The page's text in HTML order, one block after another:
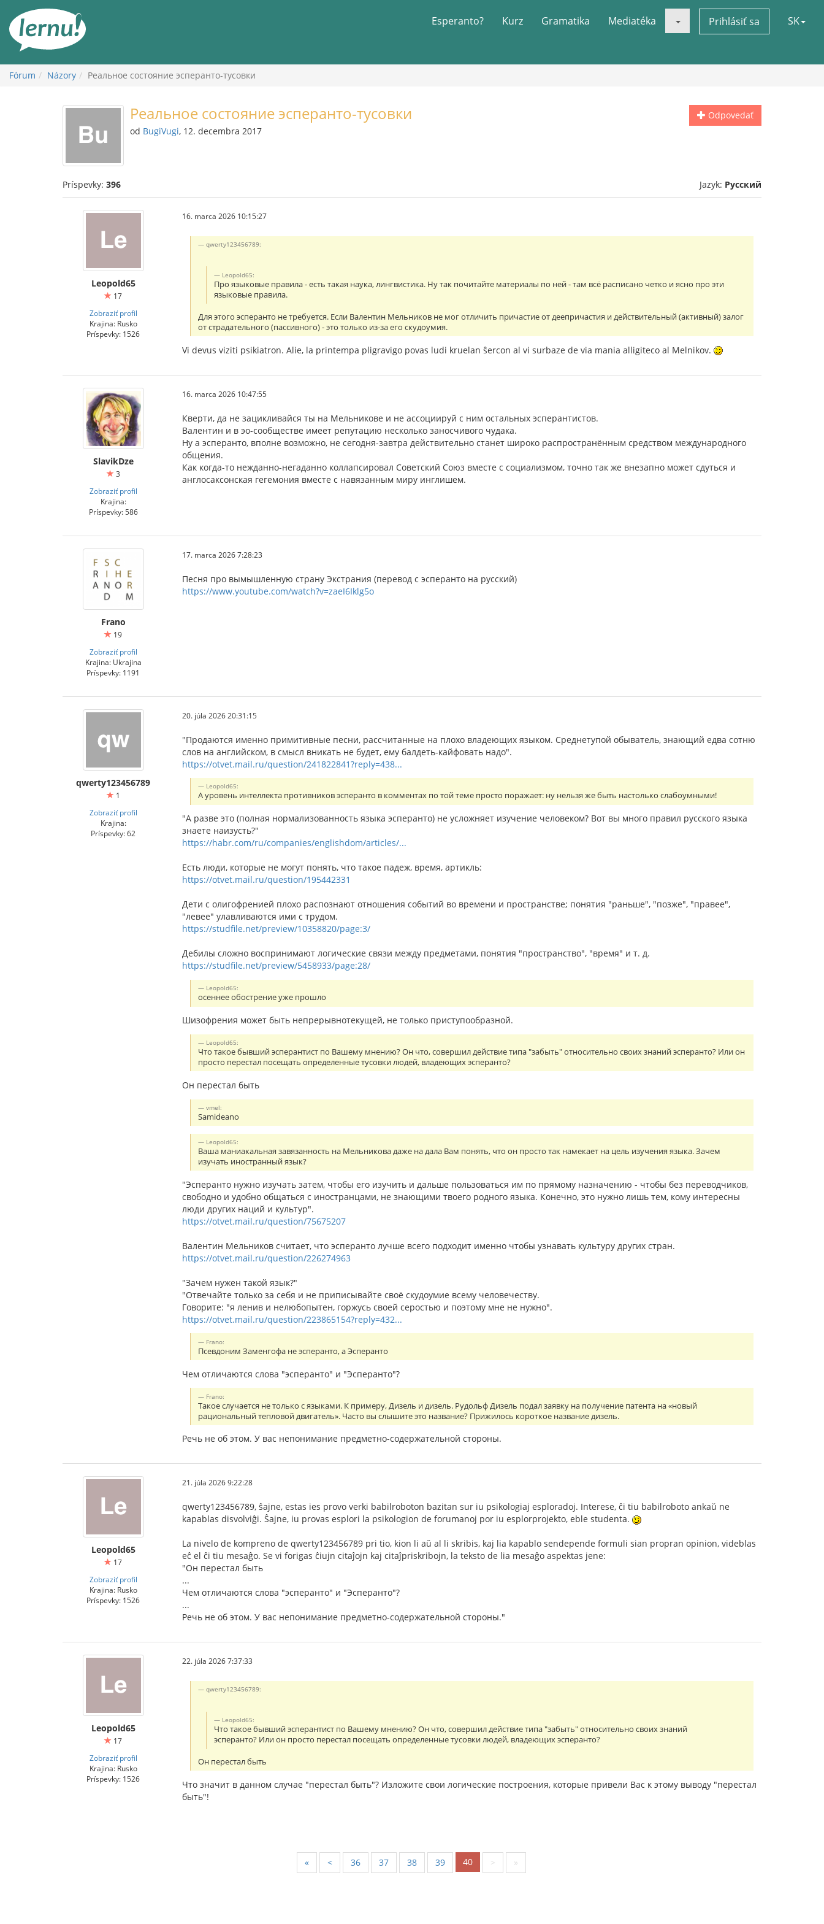
obsah
Esperanto? Kurz Gramatika Mediatéka Prihlásiť sa SK
Fórum Názory Реальное состояние эсперанто-тусовки
Odpovedať
Реальное состояние эсперанто-тусовки
od BugiVugi, 12. decembra 2017
Príspevky: 396 Jazyk: Русский
Leopold65
17
Zobraziť profil
Krajina: Rusko
Príspevky: 1526
16. marca 2026 10:15:27
qwerty123456789:
Leopold65:
Про языковые правила - есть такая наука, лингвистика. Ну так почитайте материалы по ней - там всё расписано четко и ясно про эти
языковые правила.
Для этого эсперанто не требуется. Если Валентин Мельников не мог отличить причастие от деепричастия и действительный (активный) залог
от страдательного (пассивного) - это только из-за его скудоумия.
Vi devus viziti psikiatron. Alie, la printempa pligravigo povas ludi kruelan ŝercon al vi surbaze de via mania alligiteco al Melnikov.
SlavikDze
3
Zobraziť profil
Krajina:
Príspevky: 586
16. marca 2026 10:47:55
Кверти, да не зацикливайся ты на Мельникове и не ассоциируй с ним остальных эсперантистов.
Валентин и в эо-сообществе имеет репутацию несколько заносчивого чудака.
Ну а эсперанто, вполне возможно, не сегодня-завтра действительно станет широко распространённым средством международного
общения.
Как когда-то нежданно-негаданно коллапсировал Советский Союз вместе с социализмом, точно так же внезапно может сдуться и
англосаксонская гегемония вместе с навязанным миру инглишем.
Frano
19
Zobraziť profil
Krajina: Ukrajina
Príspevky: 1191
17. marca 2026 7:28:23
Песня про вымышленную страну Экстрания (перевод с эсперанто на русский)
https://www.youtube.com/watch?v=zaeI6Iklg5o
qwerty123456789
1
Zobraziť profil
Krajina:
Príspevky: 62
20. júla 2026 20:31:15
"Продаются именно примитивные песни, рассчитанные на плохо владеющих языком. Среднетупой обыватель, знающий едва сотню
слов на английском, в смысл вникать не будет, ему балдеть-кайфовать надо".
https://otvet.mail.ru/question/241822841?reply=438...
Leopold65:
А уровень интеллекта противников эсперанто в комментах по той теме просто поражает: ну нельзя же быть настолько слабоумными!
"А разве это (полная нормализованность языка эсперанто) не усложняет изучение человеком? Вот вы много правил русского языка
знаете наизусть?"
https://habr.com/ru/companies/englishdom/articles/...
Есть люди, которые не могут понять, что такое падеж, время, артикль:
https://otvet.mail.ru/question/195442331
Дети с олигофренией плохо распознают отношения событий во времени и пространстве; понятия "раньше", "позже", "правее",
"левее" улавливаются ими с трудом.
https://studfile.net/preview/10358820/page:3/
Дебилы сложно воспринимают логические связи между предметами, понятия "пространство", "время" и т. д.
https://studfile.net/preview/5458933/page:28/
Leopold65:
осеннее обострение уже прошло
Шизофрения может быть непрерывнотекущей, не только приступообразной.
Leopold65:
Что такое бывший эсперантист по Вашему мнению? Он что, совершил действие типа "забыть" относительно своих знаний эсперанто? Или он
просто перестал посещать определенные тусовки людей, владеющих эсперанто?
Он перестал быть
vmel:
Samideano
Leopold65:
Ваша маниакальная завязанность на Мельникова даже на дала Вам понять, что он просто так намекает на цель изучения языка. Зачем
изучать иностранный язык?
"Эсперанто нужно изучать затем, чтобы его изучить и дальше пользоваться им по прямому назначению - чтобы без переводчиков,
свободно и удобно общаться с иностранцами, не знающими твоего родного языка. Конечно, это нужно лишь тем, кому интересны
люди других наций и культур".
https://otvet.mail.ru/question/75675207
Валентин Мельников считает, что эсперанто лучше всего подходит именно чтобы узнавать культуру других стран.
https://otvet.mail.ru/question/226274963
"Зачем нужен такой язык?"
"Отвечайте только за себя и не приписывайте своё скудоумие всему человечеству.
Говорите: "я ленив и нелюбопытен, горжусь своей серостью и поэтому мне не нужно".
https://otvet.mail.ru/question/223865154?reply=432...
Frano:
Псевдоним Заменгофа не эсперанто, а Эсперанто
Чем отличаются слова "эсперанто" и "Эсперанто"?
Frano:
Такое случается не только с языками. К примеру, Дизель и дизель. Рудольф Дизель подал заявку на получение патента на «новый
рациональный тепловой двигатель». Часто вы слышите это название? Прижилось короткое название дизель.
Речь не об этом. У вас непонимание предметно-содержательной стороны.
Leopold65
17
Zobraziť profil
Krajina: Rusko
Príspevky: 1526
21. júla 2026 9:22:28
qwerty123456789, ŝajne, estas ies provo verki babilroboton bazitan sur iu psikologiaj esploradoj. Interese, ĉi tiu babilroboto ankaŭ ne
kapablas disvolviĝi. Ŝajne, iu provas esplori la psikologion de forumanoj por iu esplorprojekto, eble studenta.
La nivelo de kompreno de qwerty123456789 pri tio, kion li aŭ al li skribis, kaj lia kapablo sendepende formuli sian propran opinion, videblas
eĉ el ĉi tiu mesaĝo. Se vi forigas ĉiujn citaĵojn kaj citaĵpriskribojn, la teksto de lia mesaĝo aspektas jene:
"Он перестал быть
...
Чем отличаются слова "эсперанто" и "Эсперанто"?
...
Речь не об этом. У вас непонимание предметно-содержательной стороны."
Leopold65
17
Zobraziť profil
Krajina: Rusko
Príspevky: 1526
22. júla 2026 7:37:33
qwerty123456789:
Leopold65:
Что такое бывший эсперантист по Вашему мнению? Он что, совершил действие типа "забыть" относительно своих знаний
эсперанто? Или он просто перестал посещать определенные тусовки людей, владеющих эсперанто?
Он перестал быть
Что значит в данном случае "перестал быть"? Изложите свои логические построения, которые привели Вас к этому выводу "перестал
быть"!
« < 36 37 38 39 40 > »